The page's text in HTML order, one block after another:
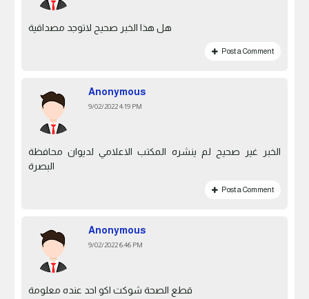
هل هذا الخبر صحيح لاتوجد مصداقية
Post a Comment
Anonymous
9/02/2022 4:19 PM
الخبر غير صحيح لم ينشره المكتب الاعلامي لديوان محافظة
البصرة
Post a Comment
Anonymous
9/02/2022 6:46 PM
قطع الصحة شوكت اكو احد عنده معلومة